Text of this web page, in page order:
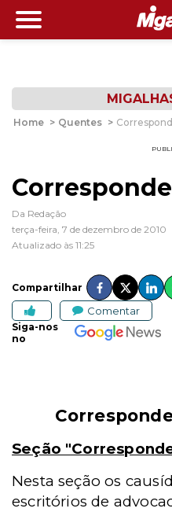
Home > Quentes >
Da Redação
terça-feira, 7 de dezembro de 2010
Atualizado às 11:25
Compartilhar
Comentar
Siga-nos
no
Seção
Nesta seção os
escritórios de